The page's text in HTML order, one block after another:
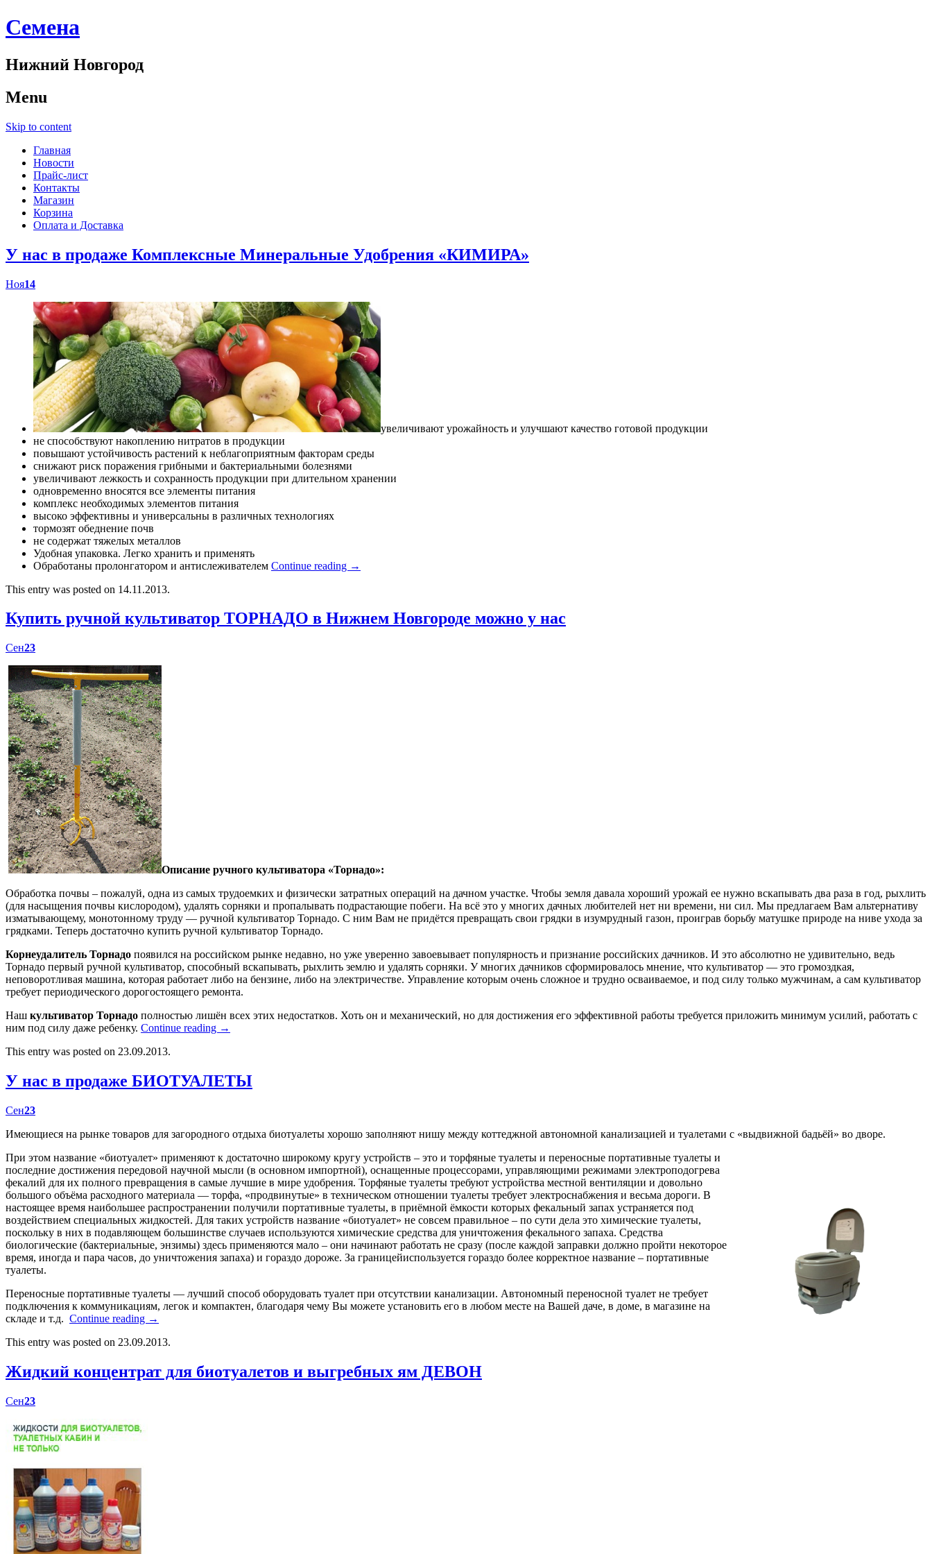
Cемена
Нижний Новгород
Menu
Skip to content
Главная
Новости
Прайс-лист
Контакты
Магазин
Корзина
Оплата и Доставка
У нас в продаже Комплексные Минеральные Удобрения «КИМИРА»
Ноя14
увеличивают урожайность и улучшают качество готовой продукции
не способствуют накоплению нитратов в продукции
повышают устойчивость растений к неблагоприятным факторам среды
снижают риск поражения грибными и бактериальными болезнями
увеличивают лежкость и сохранность продукции при длительном хранении
одновременно вносятся все элементы питания
комплекс необходимых элементов питания
высоко эффективны и универсальны в различных технологиях
тормозят обеднение почв
не содержат тяжелых металлов
Удобная упаковка. Легко хранить и применять
Обработаны пролонгатором и антислеживателем Continue reading →
This entry was posted on 14.11.2013.
Купить ручной культиватор ТОРНАДО в Нижнем Новгороде можно у нас
Сен23
Описание ручного культиватора «Торнадо»:
Обработка почвы – пожалуй, одна из самых трудоемких и физически затратных операций на дачном участке. Чтобы земля давала хороший урожай ее нужно вскапывать два раза в год, рыхлить
(для насыщения почвы кислородом), удалять сорняки и пропалывать подрастающие побеги. На всё это у многих дачных любителей нет ни времени, ни сил. Мы предлагаем Вам альтернативу
изматывающему, монотонному труду — ручной культиватор Торнадо. С ним Вам не придётся превращать свои грядки в изумрудный газон, проиграв борьбу матушке природе на ниве ухода за
грядками. Теперь достаточно купить ручной культиватор Торнадо.
Корнеудалитель Торнадо появился на российском рынке недавно, но уже уверенно завоевывает популярность и признание российских дачников. И это абсолютно не удивительно, ведь
Торнадо первый ручной культиватор, способный вскапывать, рыхлить землю и удалять сорняки. У многих дачников сформировалось мнение, что культиватор — это громоздкая,
неповоротливая машина, которая работает либо на бензине, либо на электричестве. Управление которым очень сложное и трудно осваиваемое, и под силу только мужчинам, а сам культиватор
требует периодического дорогостоящего ремонта.
Наш культиватор Торнадо полностью лишён всех этих недостатков. Хоть он и механический, но для достижения его эффективной работы требуется приложить минимум усилий, работать с
ним под силу даже ребенку. Continue reading →
This entry was posted on 23.09.2013.
У нас в продаже БИОТУАЛЕТЫ
Сен23
Имеющиеся на рынке товаров для загородного отдыха биотуалеты хорошо заполняют нишу между коттеджной автономной канализацией и туалетами с «выдвижной бадьёй» во дворе.
При этом название «биотуалет» применяют к достаточно широкому кругу устройств – это и торфяные туалеты и переносные портативные туалеты и
последние достижения передовой научной мысли (в основном импортной), оснащенные процессорами, управляющими режимами электроподогрева
фекалий для их полного превращения в самые лучшие в мире удобрения. Торфяные туалеты требуют устройства местной вентиляции и довольно
большого объёма расходного материала — торфа, «продвинутые» в техническом отношении туалеты требует электроснабжения и весьма дороги. В
настоящее время наибольшее распространении получили портативные туалеты, в приёмной ёмкости которых фекальный запах устраняется под
воздействием специальных жидкостей. Для таких устройств название «биотуалет» не совсем правильное – по сути дела это химические туалеты,
поскольку в них в подавляющем большинстве случаев используются химические средства для уничтожения фекального запаха. Средства
биологические (бактериальные, энзимы) здесь применяются мало – они начинают работать не сразу (после каждой заправки должно пройти некоторое
время, иногда и пара часов, до уничтожения запаха) и гораздо дороже. За границейиспользуется гораздо более корректное название – портативные
туалеты.
Переносные портативные туалеты — лучший способ оборудовать туалет при отсутствии канализации. Автономный переносной туалет не требует
подключения к коммуникациям, легок и компактен, благодаря чему Вы можете установить его в любом месте на Вашей даче, в доме, в магазине на
складе и т.д. Continue reading →
This entry was posted on 23.09.2013.
Жидкий концентрат для биотуалетов и выгребных ям ДЕВОН
Сен23